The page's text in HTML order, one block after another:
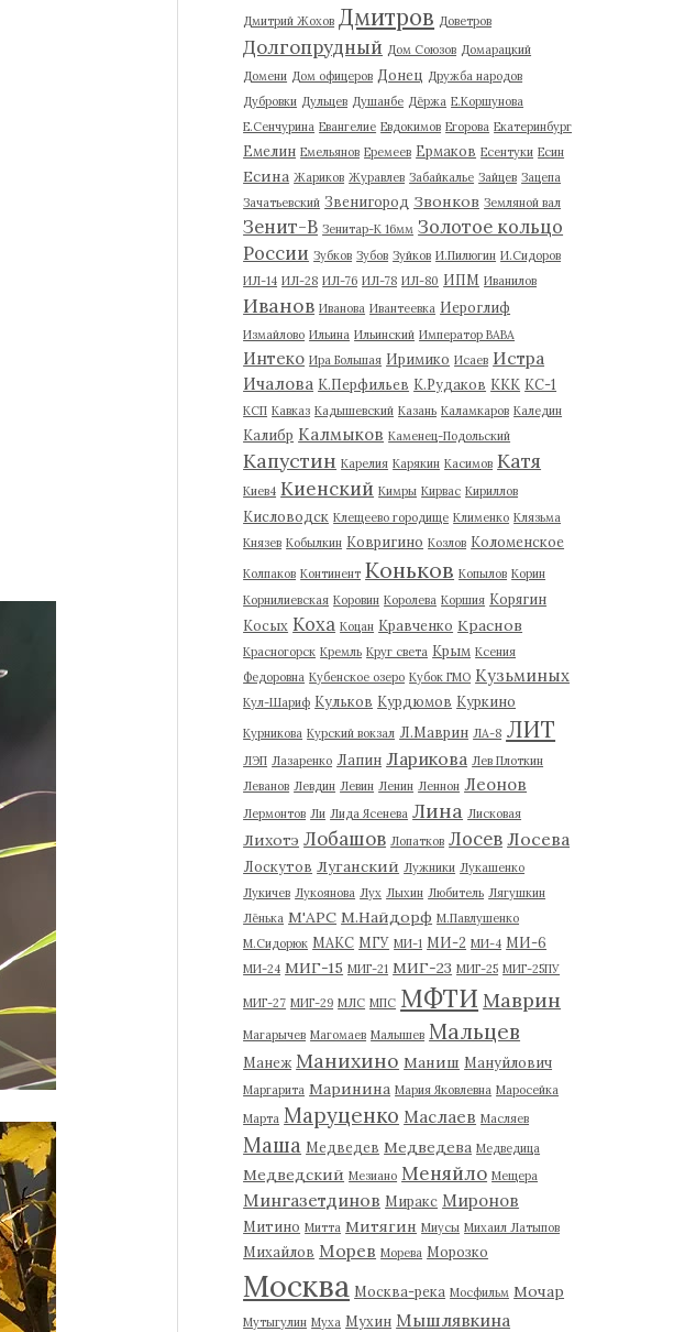
Дмитрий Жохов Дмитров Доветров
Долгопрудный Дом Союзов Домарацкий
Домени Дом офицеров Донец Дружба народов
Дубровки Дульцев Душанбе Дёржа Е.Коршунова
Е.Сенчурина Евангелие Евдокимов Егорова Екатеринбург
Емелин Емельянов Еремеев Ермаков Есентуки Есин
Есина Жариков Журавлев Забайкалье Зайцев Зацепа
Зачатьевский Звенигород Звонков Земляной вал
Зенит-В Зенитар-К 16мм Золотое кольцо
России Зубков Зубов Зуйков И.Пилюгин И.Сидоров
ИЛ-14 ИЛ-28 ИЛ-76 ИЛ-78 ИЛ-80 ИПМ Иванилов
Иванов Иванова Ивантеевка Иероглиф
Измайлово Ильина Ильинский Император ВАВА
Интеко Ира Большая Иримико Исаев Истра
Ичалова К.Перфильев К.Рудаков ККК КС-1
КСП Кавказ Кадышевский Казань Каламкаров Каледин
Калибр Калмыков Каменец-Подольский
Капустин Карелия Карякин Касимов Катя
Киев4 Киенский Кимры Кирвас Кириллов
Кисловодск Клещеево городище Клименко Клязьма
Князев Кобылкин Ковригино Козлов Коломенское
Колпаков Континент Коньков Копылов Корин
Корнилиевская Коровин Королева Коршия Корягин
Косых Коха Коцан Кравченко Краснов
Красногорск Кремль Круг света Крым Ксения
Федоровна Кубенское озеро Кубок ГМО Кузьминых
Кул-Шариф Кульков Курдюмов Куркино
Курникова Курский вокзал Л.Маврин ЛА-8 ЛИТ
ЛЭП Лазаренко Лапин Ларикова Лев Плоткин
Леванов Левдин Левин Ленин Леннон Леонов
Лермонтов Ли Лида Ясенева Лина Лисковая
Лихотэ Лобашов Лопатков Лосев Лосева
Лоскутов Луганский Лужники Лукашенко
Лукичев Лукоянова Лух Лыхин Любитель Лягушкин
Лёнька М'АРС М.Найдорф М.Павлушенко
М.Сидорюк МАКС МГУ МИ-1 МИ-2 МИ-4 МИ-6
МИ-24 МИГ-15 МИГ-21 МИГ-23 МИГ-25 МИГ-25ПУ
МИГ-27 МИГ-29 МЛС МПС МФТИ Маврин
Магарычев Магомаев Малышев Мальцев
Манеж Манихино Маниш Мануйлович
Маргарита Маринина Мария Яковлевна Маросейка
Марта Маруценко Маслаев Масляев
Маша Медведев Медведева Медведица
Медведский Мезиано Меняйло Мещера
Мингазетдинов Миракс Миронов
Митино Митта Митягин Миусы Михаил Латыпов
Михайлов Морев Морева Морозко
Москва Москва-река Мосфильм Мочар
Мутыгулин Муха Мухин Мышлявкина